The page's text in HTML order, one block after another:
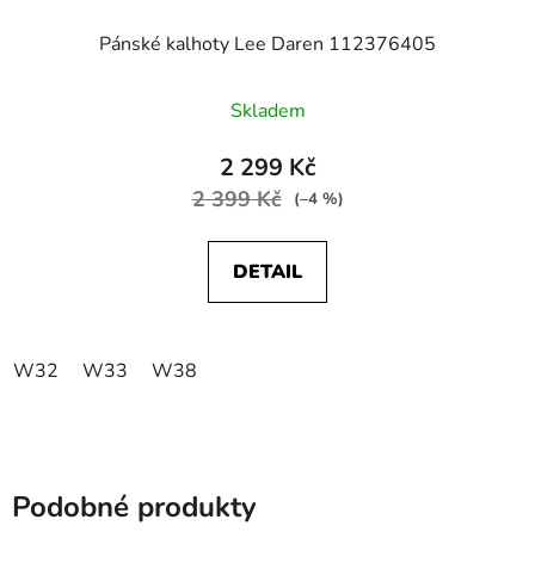
Pánské kalhoty Lee Daren 112376405
Skladem
2 299 Kč
2 399 Kč (–4 %)
DETAIL
W32 W33 W38
Podobné produkty